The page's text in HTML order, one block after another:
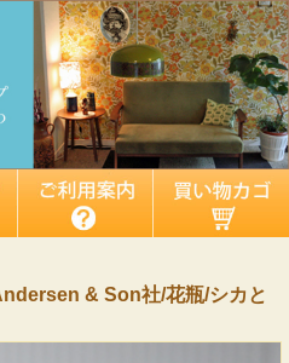
& Son社/花瓶/シカと